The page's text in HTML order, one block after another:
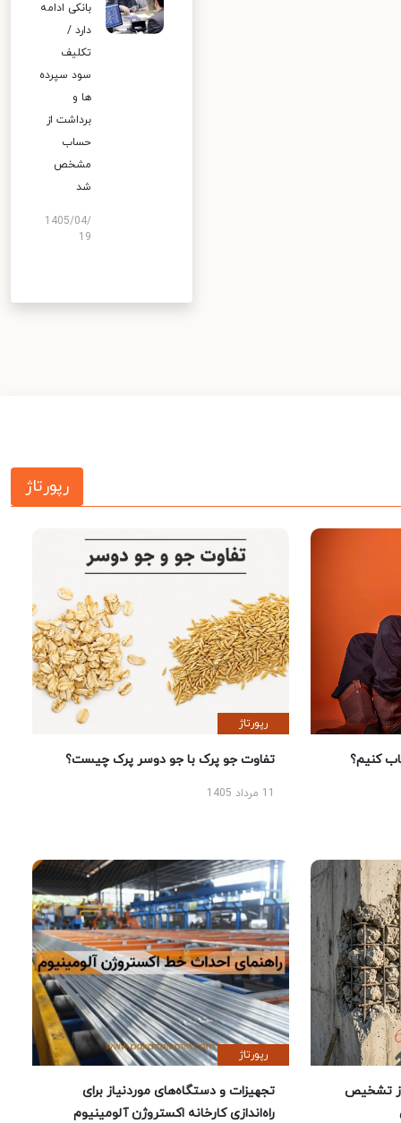
بانکی ادامه
دارد /
تکلیف
سود سپرده
ها و
برداشت از
حساب
مشخص
شد
1405/04/
19
رپورتاژ
کنیم؟
رپورتاژ
تفاوت جو پرک با جو دوسر پرک چیست؟
تشخیص
رپورتاژ
تجهیزات و دستگاه‌های موردنیاز برای
راه‌اندازی کارخانه اکستروژن آلومینیوم